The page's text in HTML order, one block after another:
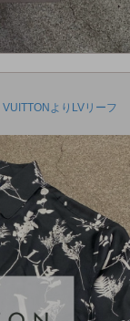
よりLVリーフ